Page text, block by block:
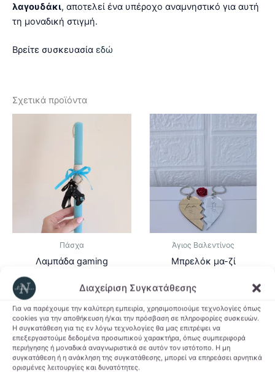
Διαχείριση Συγκατάθεσης
Για να παρέχουμε την καλύτερη εμπειρία, χρησιμοποιούμε τεχνολογίες όπως
cookies για την αποθήκευση ή/και την πρόσβαση σε πληροφορίες συσκευών.
Η συγκατάθεση για τις εν λόγω τεχνολογίες θα μας επιτρέψει να
επεξεργαστούμε δεδομένα προσωπικού χαρακτήρα, όπως συμπεριφορά
περιήγησης ή μοναδικά αναγνωριστικά σε αυτόν τον ιστότοπο. Η μη
συγκατάθεση ή η ανάκληση της συγκατάθεσης, μπορεί να επηρεάσει αρνητικά
ορισμένες λειτουργίες και δυνατότητες.
λαγουδάκι, αποτελεί ένα υπέροχο αναμνηστικό για αυτή
τη μοναδική στιγμή.
Βρείτε συσκευασία εδώ
Σχετικά προϊόντα
Πάσχα
Λαμπάδα gaming
Προσθήκη στο
καλάθι
Προσθήκη στη Λίστα
Επιθυμιών
Άγιος Βαλεντίνος
Μπρελόκ μα-ζί
Προσθήκη στο
καλάθι
Προσθήκη στη Λίστα
Επιθυμιών